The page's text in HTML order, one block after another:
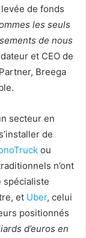
de fonds
les seuls
de nous
et CEO de
Breega
secteur en
de
ou
n’ont
spécialiste
et Uber, celui
positionnés
d’euros en